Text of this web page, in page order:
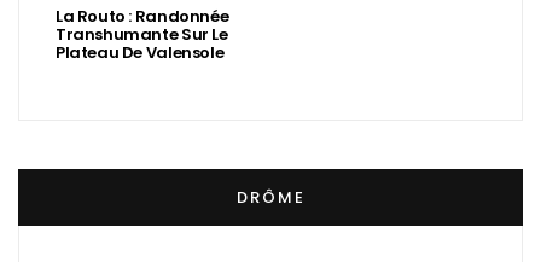
La Routo : Randonnée
Transhumante Sur Le
Plateau De Valensole
DRÔME